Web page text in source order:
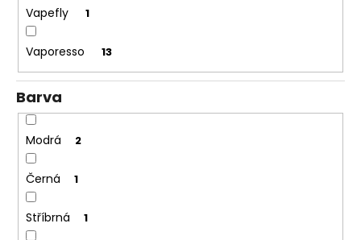
Vapefly 1
Vaporesso 13
Barva
Modrá 2
Černá 1
Stříbrná 1